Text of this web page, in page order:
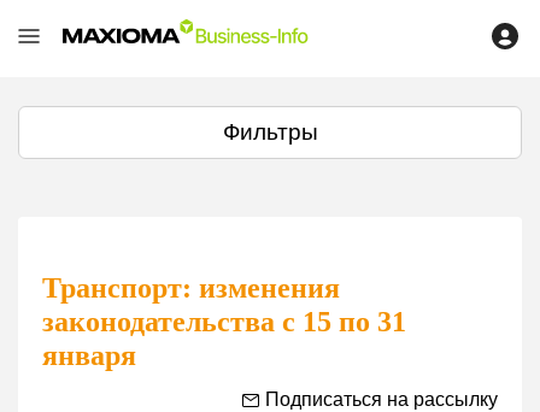
Фильтры
Транспорт: изменения
законодательства с 15 по 31
января
Подписаться на рассылку